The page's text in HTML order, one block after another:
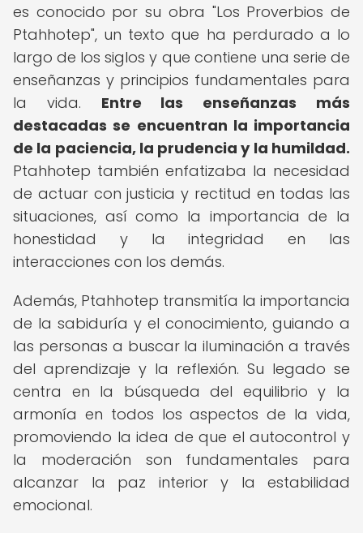
es conocido por su obra "Los Proverbios de
Ptahhotep", un texto que ha perdurado a lo
largo de los siglos y que contiene una serie de
enseñanzas y principios fundamentales para
la vida. Entre las enseñanzas más
destacadas se encuentran la importancia
de la paciencia, la prudencia y la humildad.
Ptahhotep también enfatizaba la necesidad
de actuar con justicia y rectitud en todas las
situaciones, así como la importancia de la
honestidad y la integridad en las
interacciones con los demás.
Además, Ptahhotep transmitía la importancia
de la sabiduría y el conocimiento, guiando a
las personas a buscar la iluminación a través
del aprendizaje y la reflexión. Su legado se
centra en la búsqueda del equilibrio y la
armonía en todos los aspectos de la vida,
promoviendo la idea de que el autocontrol y
la moderación son fundamentales para
alcanzar la paz interior y la estabilidad
emocional.